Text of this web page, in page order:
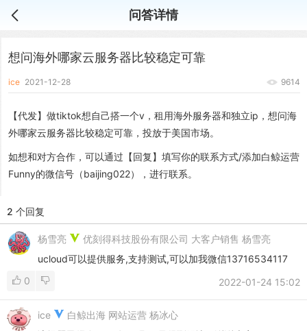
问答详情
想问海外哪家云服务器比较稳定可靠
ice 2021-12-28 9614
【代发】做tiktok想自己搭一个v，租用海外服务器和独立ip，想问海
外哪家云服务器比较稳定可靠，投放于美国市场。
如想和对方合作，可以通过【回复】填写你的联系方式/添加白鲸运营
Funny的微信号（baijing022），进行联系。
2 个回复
杨雪亮
优刻得科技股份有限公司 大客户销售 杨雪亮
ucloud可以提供服务,支持测试,可以加我微信13716534117
0
2022-01-24 15:02
ice
白鲸出海 网站运营 杨冰心